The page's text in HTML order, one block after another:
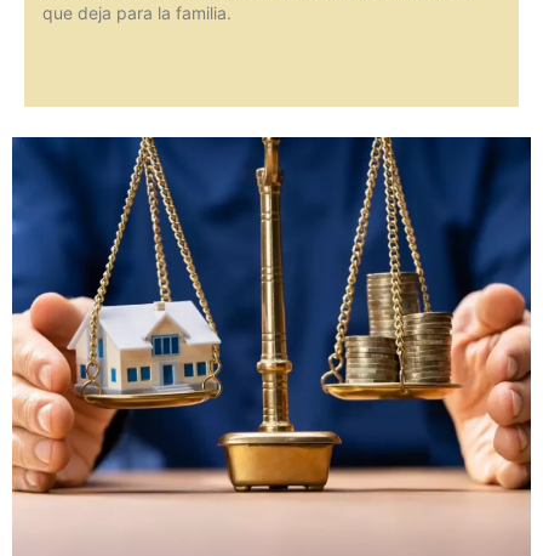
que deja para la familia.